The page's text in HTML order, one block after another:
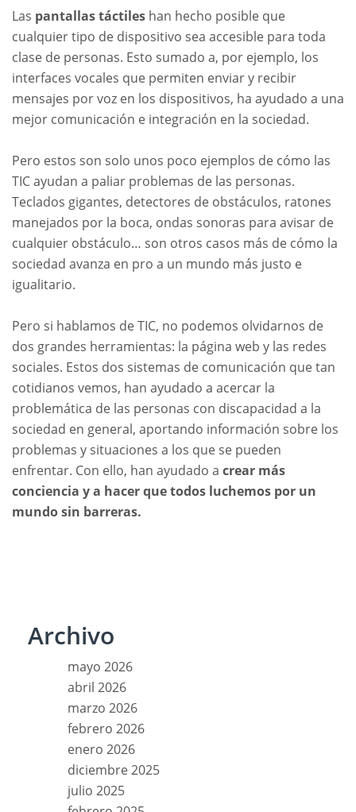
Las pantallas táctiles han hecho posible que
cualquier tipo de dispositivo sea accesible para toda
clase de personas. Esto sumado a, por ejemplo, los
interfaces vocales que permiten enviar y recibir
mensajes por voz en los dispositivos, ha ayudado a una
mejor comunicación e integración en la sociedad.
Pero estos son solo unos poco ejemplos de cómo las
TIC ayudan a paliar problemas de las personas.
Teclados gigantes, detectores de obstáculos, ratones
manejados por la boca, ondas sonoras para avisar de
cualquier obstáculo… son otros casos más de cómo la
sociedad avanza en pro a un mundo más justo e
igualitario.
Pero si hablamos de TIC, no podemos olvidarnos de
dos grandes herramientas: la página web y las redes
sociales. Estos dos sistemas de comunicación que tan
cotidianos vemos, han ayudado a acercar la
problemática de las personas con discapacidad a la
sociedad en general, aportando información sobre los
problemas y situaciones a los que se pueden
enfrentar. Con ello, han ayudado a crear más
conciencia y a hacer que todos luchemos por un
mundo sin barreras.
Archivo
mayo 2026
abril 2026
marzo 2026
febrero 2026
enero 2026
diciembre 2025
julio 2025